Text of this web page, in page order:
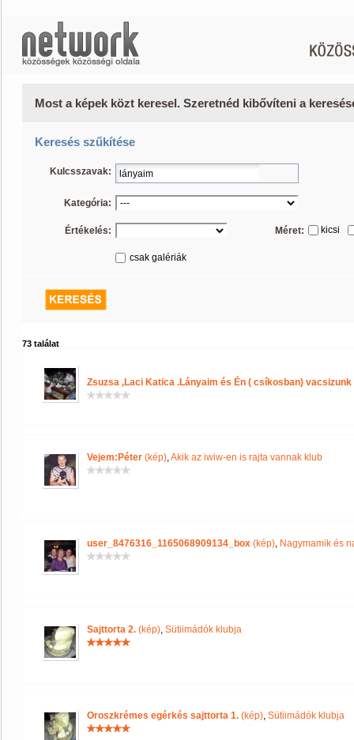
Most a képek közt keresel. Szeretnéd kibővíteni a
Keresés szűkítése
Kulcsszavak:
Kategória:
Értékelés: Méret: kicsi
csak galériák
73 találat
Zsuzsa ,Laci Katica .Lányaim és Én ( csíkosban) vacsizunk
Vejem:Péter (kép),Akik az iwiw-en is rajta vannak klub
user_8476316_1165068909134_box (kép), Nagymamik és
Sajttorta 2. (kép), Sütiimádók klubja
Oroszkrémes egérkés sajttorta 1. (kép), Sütiimádók klubja